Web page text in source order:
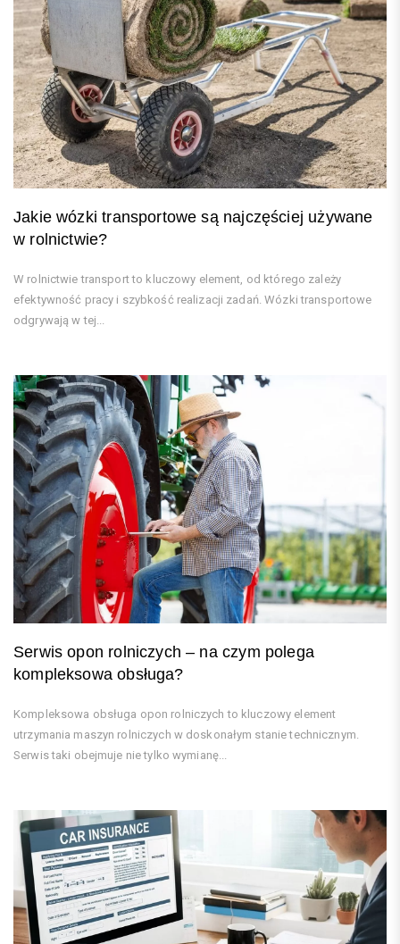
Jakie wózki transportowe są najczęściej używane
w rolnictwie?
W rolnictwie transport to kluczowy element, od którego zależy
efektywność pracy i szybkość realizacji zadań. Wózki transportowe
odgrywają w tej...
Serwis opon rolniczych – na czym polega
kompleksowa obsługa?
Kompleksowa obsługa opon rolniczych to kluczowy element
utrzymania maszyn rolniczych w doskonałym stanie technicznym.
Serwis taki obejmuje nie tylko wymianę...